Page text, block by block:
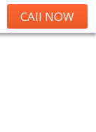
CAll NOW